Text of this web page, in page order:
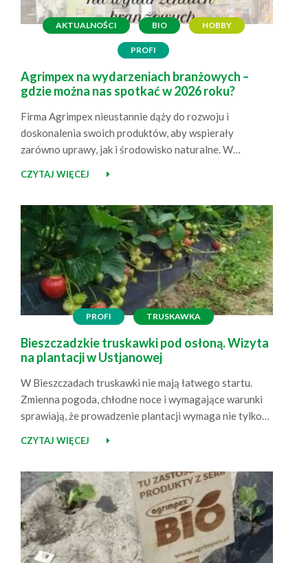
AKTUALNOŚCI BIO HOBBY
PROFI
Agrimpex na wydarzeniach branżowych –
gdzie można nas spotkać w 2026 roku?
Firma Agrimpex nieustannie dąży do rozwoju i
doskonalenia swoich produktów, aby wspierały
zarówno uprawy, jak i środowisko naturalne. W
różnorodnych wydarzeniach branżowych, takich jak
nie zwalniamy tempa i z radością informujemy, że w
nadchodzących miesiącach będzie można spotkać nas
na…
CZYTAJ WIĘCEJ
PROFI TRUSKAWKA
Bieszczadzkie truskawki pod osłoną. Wizyta
na plantacji w Ustjanowej
W Bieszczadach truskawki nie mają łatwego startu.
Zmienna pogoda, chłodne noce i wymagające warunki
sprawiają, że prowadzenie plantacji wymaga nie tylko
Odwiedziliśmy plantację w Ustjanowej, prowadzoną
rosną truskawki wspierane przez Agrimpex – od
ściółkowania roślin czarną agrowłókniną 50 g po…
CZYTAJ WIĘCEJ